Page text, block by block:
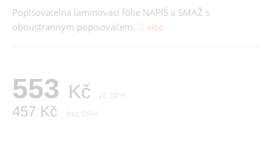
Popisovatelná laminovací fólie NAPIŠ a SMAŽ s
oboustranným popisovačem.
více
553 Kč vč. DPH
457 Kč bez DPH